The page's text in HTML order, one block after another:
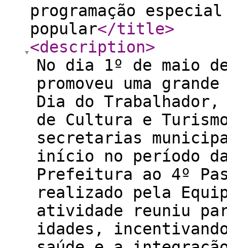
programação
popular</title>
<description>
No dia 1º de maio
promoveu uma
Dia do
de Cultura e
secretarias
início no período da
Prefeitura ao 4º
realizado pela
atividade reuniu
idades,